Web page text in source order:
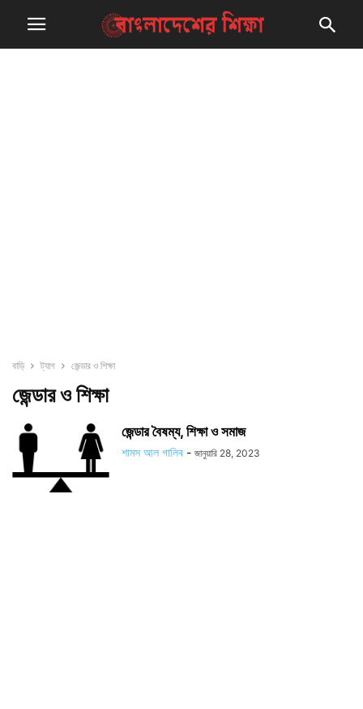
বাড়ি ট্যাগ জেন্ডার ও শিক্ষা
জেন্ডার ও শিক্ষা
জেন্ডার বৈষম্য, শিক্ষা ও সমাজ
শামস আল গালিব - জানুয়ারি 28, 2023